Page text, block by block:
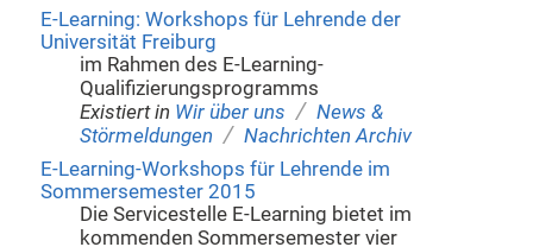
E-Learning: Workshops für Lehrende der
Universität Freiburg
im Rahmen des E-Learning-
Qualifizierungsprogramms
Existiert in Wir über uns / News &
Störmeldungen / Nachrichten Archiv
E-Learning-Workshops für Lehrende im
Sommersemester 2015
Die Servicestelle E-Learning bietet im
kommenden Sommersemester vier